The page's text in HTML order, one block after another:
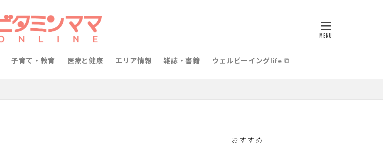
子育て・教育 医療と健康 エリア情報 雑誌・書籍 ウェルビーイングlife ⧉
おすすめ